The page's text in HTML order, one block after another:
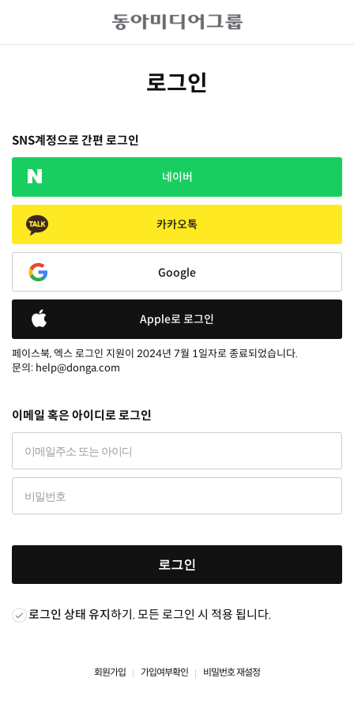
로그인
SNS계정으로 간편 로그인
네이버
카카오톡
Google
Apple로 로그인
페이스북, 엑스 로그인 지원이 2024년 7월 1일자로 종료되었습니다.
문의: help@donga.com
이메일 혹은 아이디로 로그인
로그인
로그인 상태 유지하기. 모든 로그인 시 적용 됩니다.
회원가입 가입여부확인 비밀번호 재설정